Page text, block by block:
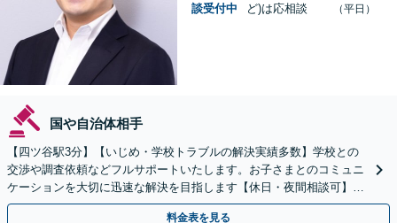
談受付中
ど)は応相談
（平日）
国や自治体相手
【四ツ谷駅3分】【いじめ・学校トラブルの解決実績多数】学校との
交渉や調査依頼などフルサポートいたします。お子さまとのコミュニ
ケーションを大切に迅速な解決を目指します【休日・夜間相談可】
【初回相談無料】【Zoomなどのオンライン面談可】
料金表を見る